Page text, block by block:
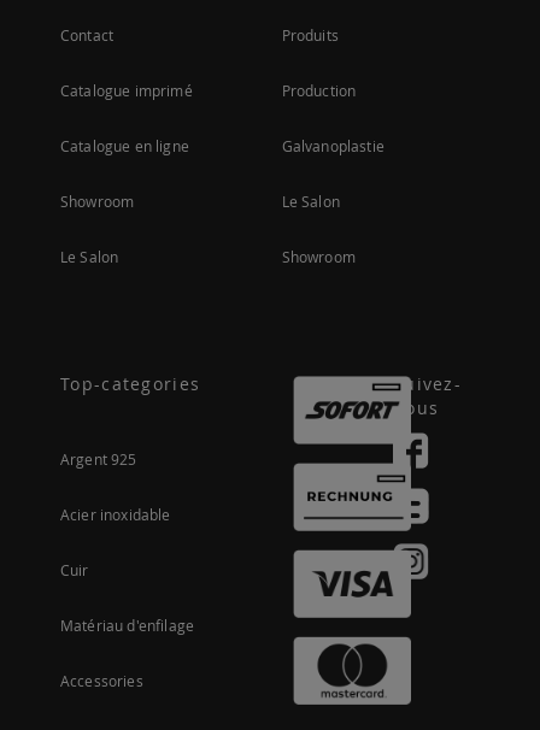
Contact
Catalogue imprimé
Catalogue en ligne
Showroom
Le Salon
Produits
Production
Galvanoplastie
Le Salon
Showroom
Top-categories
Argent 925
Acier inoxidable
Cuir
Matériau d'enfilage
Accessories
Suivez-
nous